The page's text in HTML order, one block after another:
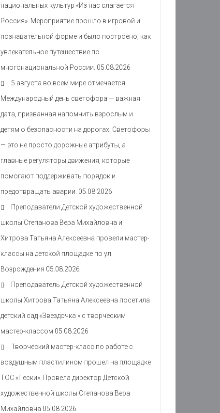
национальных культур «Из нас слагается
Россия». Мероприятие прошло в игровой и
познавательной форме и было построено, как
увлекательное путешествие по
многонациональной России. 05.08.2026
5 августа во всем мире отмечается
Международный день светофора — важная
дата, призванная напомнить взрослым и
детям о безопасности на дорогах. Светофоры
— это не просто дорожные атрибуты, а
главные регуляторы движения, которые
помогают поддерживать порядок и
предотвращать аварии. 05.08.2026
Преподаватели Детской художественной
школы Степанова Вера Михайловна и
Хитрова Татьяна Алексеевна провели мастер-
классы на детской площадке по ул.
Возрождения 05.08.2026
Преподаватель Детской художественной
школы Хитрова Татьяна Алексеевна посетила
детский сад «Звездочка » с творческим
мастер-классом 05.08.2026
Творческий мастер-класс по работе с
воздушным пластилином прошел на площадке
ТОС «Пески». Провела директор Детской
художественной школы Степанова Вера
Михайловна 05.08.2026